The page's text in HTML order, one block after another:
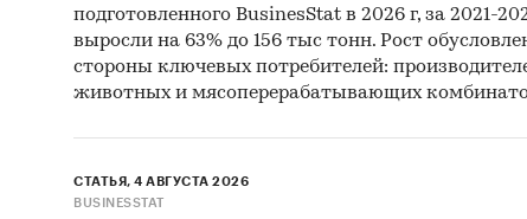
подготовленного BusinesStat в 2026 г, за 2021-
выросли на 63% до 156 тыс тонн. Рост
стороны ключевых потребителей:
животных и мясоперерабатывающих
СТАТЬЯ, 4 АВГУСТА 2026
BUSINESSTAT